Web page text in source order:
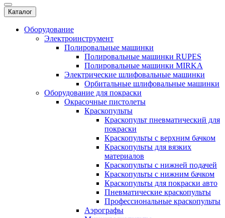
Каталог
Оборудование
Электроинструмент
Полировальные машинки
Полировальные машинки RUPES
Полировальные машинки MIRKA
Электрические шлифовальные машинки
Орбитальные шлифовальные машинки
Оборудование для покраски
Окрасочные пистолеты
Краскопульты
Краскопульт пневматический для
покраски
Краскопульты с верхним бачком
Краскопульты для вязких
материалов
Краскопульты с нижней подачей
Краскопульты с нижним бачком
Краскопульты для покраски авто
Пневматические краскопульты
Профессиональные краскопульты
Аэрографы